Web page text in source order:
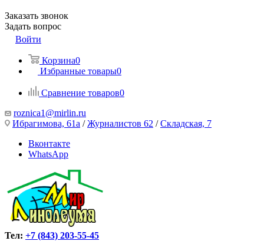
Заказать звонок
Задать вопрос
Войти
Корзина0
Избранные товары0
Сравнение товаров0
roznica1@mirlin.ru
Ибрагимова, 61а /Журналистов 62 /Складская, 7
Вконтакте
WhatsApp
Тел: +7 (843) 203-55-45